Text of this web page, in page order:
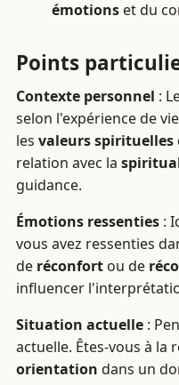
émotions et du
Points
Contexte personnel :
selon l'expérience de
les valeurs spirituelles
relation avec la
guidance.
Émotions ressenties :
vous avez ressenties
de réconfort ou de
influencer
Situation actuelle :
actuelle. Êtes-vous à la
orientation dans un